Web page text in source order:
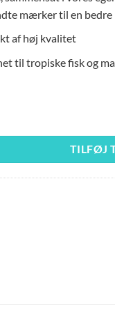
kr..169,00
mærker til en bedre
af høj kvalitet
til tropiske fisk og
TILFØJ